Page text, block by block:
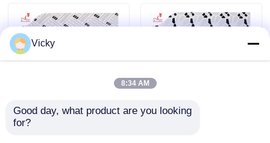
인용문을 요구하세요
Exhibition Information
수분 용해 질 좋은 여성
Vicky
8:34 AM
Good day, what product are you looking
for?